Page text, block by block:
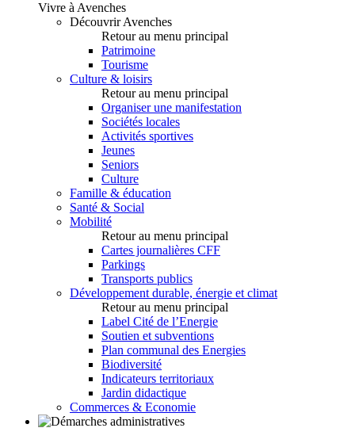
Vivre à Avenches
Découvrir Avenches
Retour au menu principal
Patrimoine
Tourisme
Culture & loisirs
Retour au menu principal
Organiser une manifestation
Sociétés locales
Activités sportives
Jeunes
Seniors
Culture
Famille & éducation
Santé & Social
Mobilité
Retour au menu principal
Cartes journalières CFF
Parkings
Transports publics
Développement durable, énergie et climat
Retour au menu principal
Label Cité de l’Energie
Soutien et subventions
Plan communal des Energies
Biodiversité
Indicateurs territoriaux
Jardin didactique
Commerces & Economie